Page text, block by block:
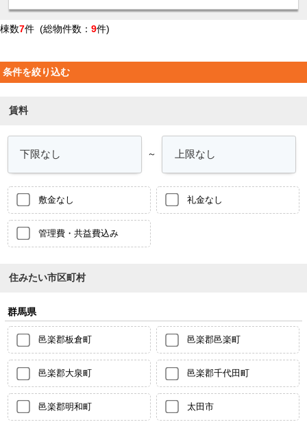
棟数7件 (総物件数： 9件)
条件を絞り込む
賃料
～
敷金なし 礼金なし
管理費・共益費込み
住みたい市区町村
群馬県
邑楽郡板倉町 邑楽郡邑楽町
邑楽郡大泉町 邑楽郡千代田町
邑楽郡明和町 太田市